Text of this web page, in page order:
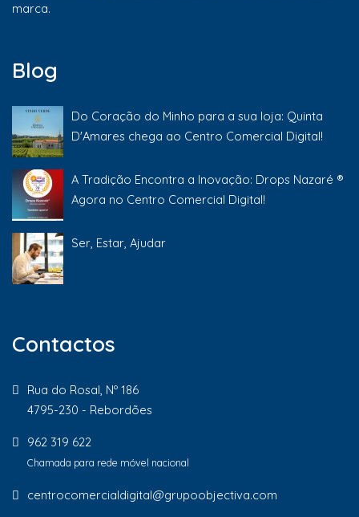
marca.
Blog
Do Coração do Minho para a sua loja: Quinta
D'Amares chega ao Centro Comercial Digital!
A Tradição Encontra a Inovação: Drops Nazaré ®
Agora no Centro Comercial Digital!
Ser, Estar, Ajudar
Contactos
Rua do Rosal, Nº 186
4795-230 - Rebordões
962 319 622
Chamada para rede móvel nacional
centrocomercialdigital@grupoobjectiva.com